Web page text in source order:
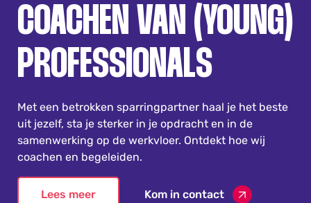
COACHEN VAN (YOUNG)
PROFESSIONALS
Met een betrokken sparringpartner haal je het beste
uit jezelf, sta je sterker in je opdracht en in de
samenwerking op de werkvloer. Ontdekt hoe wij
coachen en begeleiden.
Lees meer Kom in contact